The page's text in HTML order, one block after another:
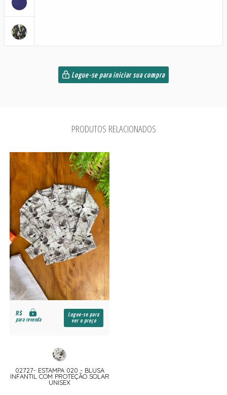
Logue-se para iniciar sua compra
PRODUTOS RELACIONADOS
R$
para revenda
Logue-se para
ver o preço
02727- ESTAMPA 020 - BLUSA
INFANTIL COM PROTEÇÃO SOLAR
UNISEX